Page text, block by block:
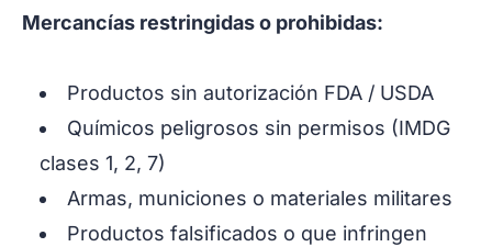
Mercancías restringidas o prohibidas:
Productos sin autorización FDA / USDA
Químicos peligrosos sin permisos (IMDG
clases 1, 2, 7)
Armas, municiones o materiales militares
Productos falsificados o que infringen